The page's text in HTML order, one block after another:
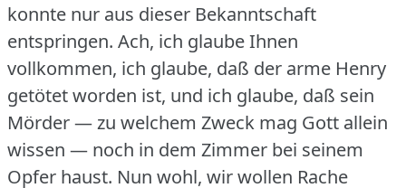
konnte nur aus dieser Bekanntschaft
entspringen. Ach, ich glaube Ihnen
vollkommen, ich glaube, daß der arme Henry
getötet worden ist, und ich glaube, daß sein
Mörder — zu welchem Zweck mag Gott allein
wissen — noch in dem Zimmer bei seinem
Opfer haust. Nun wohl, wir wollen Rache